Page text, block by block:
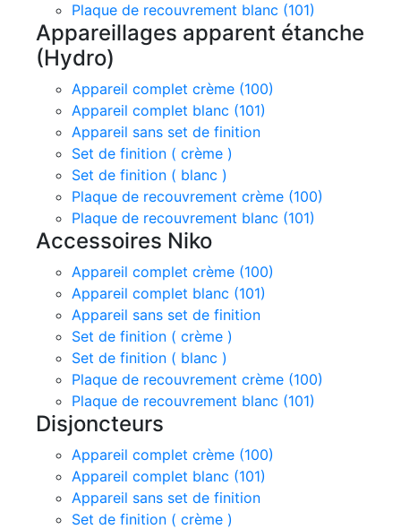
Plaque de recouvrement blanc (101)
Appareillages apparent étanche
(Hydro)
Appareil complet crème (100)
Appareil complet blanc (101)
Appareil sans set de finition
Set de finition ( crème )
Set de finition ( blanc )
Plaque de recouvrement crème (100)
Plaque de recouvrement blanc (101)
Accessoires Niko
Appareil complet crème (100)
Appareil complet blanc (101)
Appareil sans set de finition
Set de finition ( crème )
Set de finition ( blanc )
Plaque de recouvrement crème (100)
Plaque de recouvrement blanc (101)
Disjoncteurs
Appareil complet crème (100)
Appareil complet blanc (101)
Appareil sans set de finition
Set de finition ( crème )